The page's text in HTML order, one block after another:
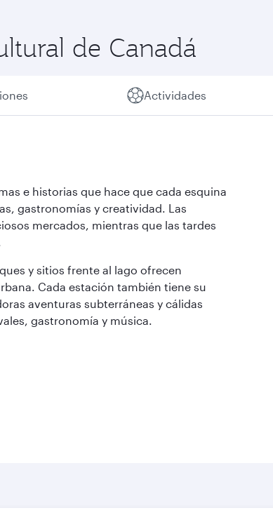
de Canadá
Actividades
e historias que hace que cada esquina
gastronomías y creatividad. Las
mercados, mientras que las tardes
y sitios frente al lago ofrecen
Cada estación también tiene su
aventuras subterráneas y cálidas
gastronomía y música.